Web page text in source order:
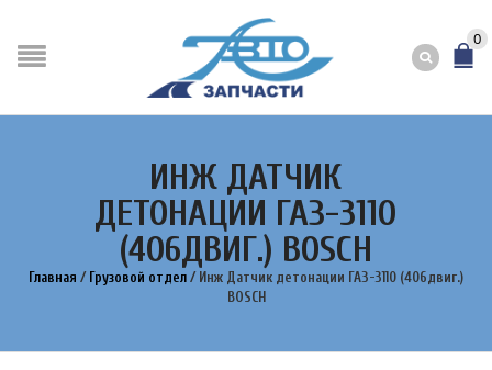
0
ИНЖ ДАТЧИК
ДЕТОНАЦИИ ГАЗ-3110
(406ДВИГ.) BOSCH
Главная / Грузовой отдел / Инж Датчик детонации ГАЗ-3110 (406двиг.)
BOSCH